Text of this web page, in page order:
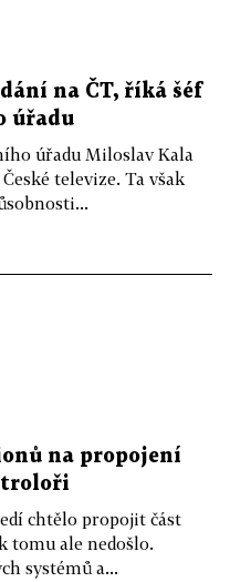
na ČT, říká šéf
úřadu
úřadu Miloslav Kala
televize. Ta však
na propojení
chtělo propojit část
tomu ale nedošlo.
systémů a...